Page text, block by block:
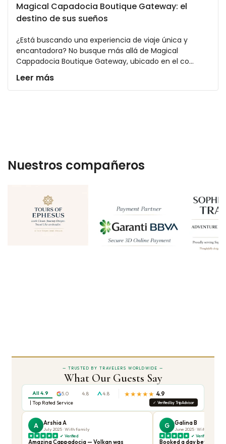
Magical Capadocia Boutique Gateway: el
destino de sus sueños
¿Está buscando una experiencia de viaje única y
encantadora? No busque más allá de Magical
Cappadocia Boutique Gateway, ubicado en el co...
Leer más
Nuestros compañeros